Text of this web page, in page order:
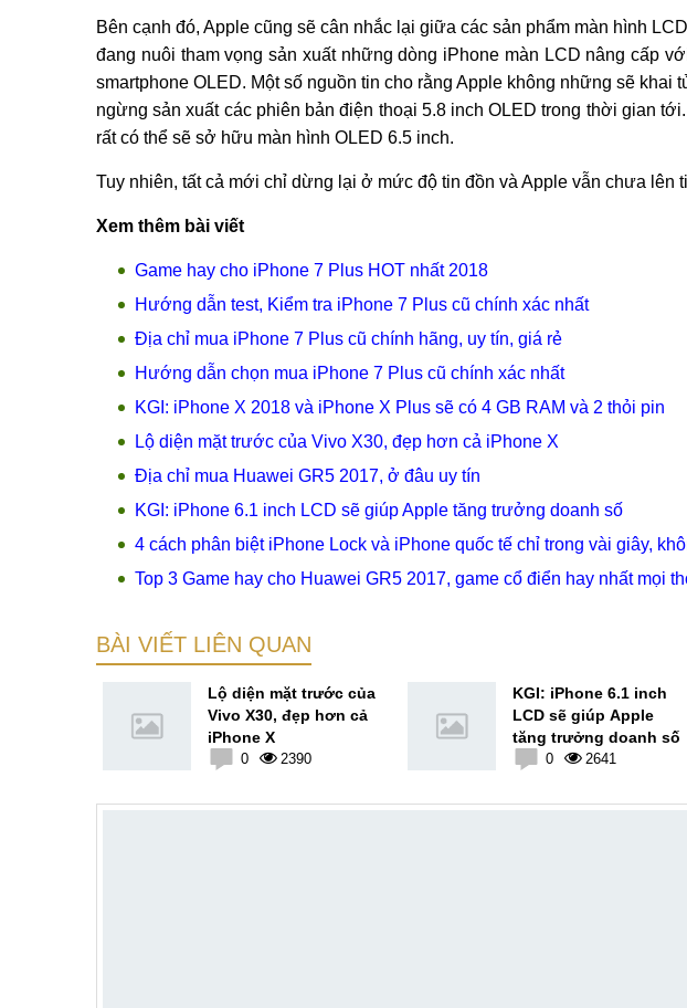
Bên cạnh đó, Apple cũng sẽ cân nhắc lại giữa các sản phẩm màn hình
đang nuôi tham vọng sản xuất những dòng iPhone màn LCD nâng cấp
smartphone OLED. Một số nguồn tin cho rằng Apple không những sẽ khai
ngừng sản xuất các phiên bản điện thoại 5.8 inch OLED trong thời gian
rất có thể sẽ sở hữu màn hình OLED 6.5 inch.
Tuy nhiên, tất cả mới chỉ dừng lại ở mức độ tin đồn và Apple vẫn chưa lên
Xem thêm bài viết
Game hay cho iPhone 7 Plus HOT nhất 2018
Hướng dẫn test, Kiểm tra iPhone 7 Plus cũ chính xác nhất
Địa chỉ mua iPhone 7 Plus cũ chính hãng, uy tín, giá rẻ
Hướng dẫn chọn mua iPhone 7 Plus cũ chính xác nhất
KGI: iPhone X 2018 và iPhone X Plus sẽ có 4 GB RAM và 2 thỏi pin
Lộ diện mặt trước của Vivo X30, đẹp hơn cả iPhone X
Địa chỉ mua Huawei GR5 2017, ở đâu uy tín
KGI: iPhone 6.1 inch LCD sẽ giúp Apple tăng trưởng doanh số
4 cách phân biệt iPhone Lock và iPhone quốc tế chỉ trong vài giây,
Top 3 Game hay cho Huawei GR5 2017, game cổ điển hay nhất mọi
BÀI VIẾT LIÊN QUAN
Lộ diện mặt trước của
Vivo X30, đẹp hơn cả
iPhone X
0 2390
KGI: iPhone 6.1 inch
LCD sẽ giúp Apple
tăng trưởng doanh số
0 2641